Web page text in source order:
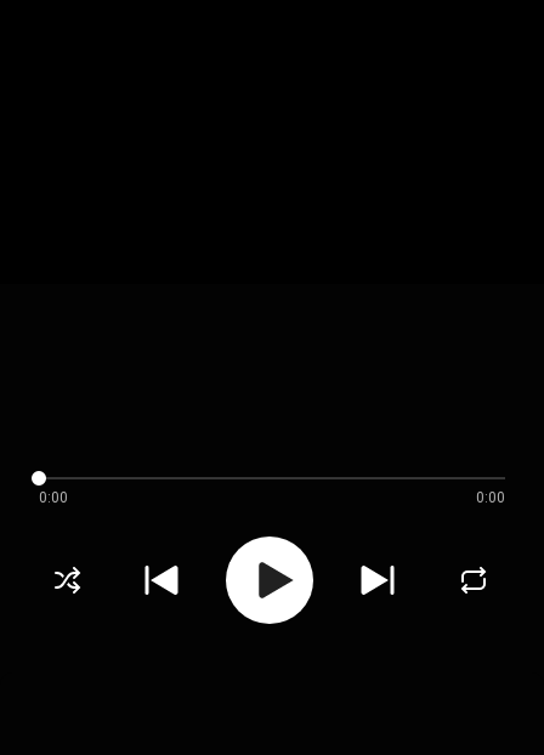
0:00 0:00